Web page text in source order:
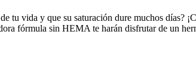
tu vida y que su saturación dure muchos
fórmula sin HEMA te harán disfrutar de un